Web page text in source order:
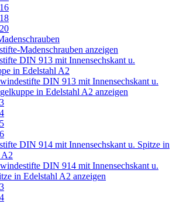
Madenschrauben anzeigen
DIN 913 mit Innensechskant u.
in Edelstahl A2
DIN 913 mit Innensechskant u.
in Edelstahl A2 anzeigen
DIN 914 mit Innensechskant u. Spitze in
A2
DIN 914 mit Innensechskant u.
in Edelstahl A2 anzeigen